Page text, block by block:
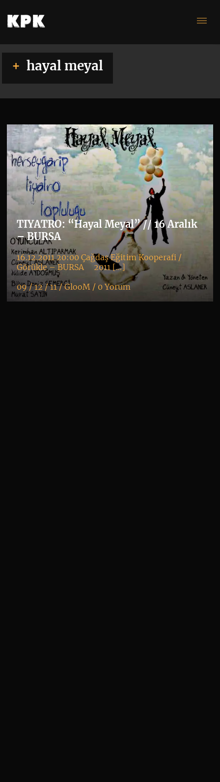
hayal meyal
TIYATRO: “Hayal Meyal” // 16 Aralık
– BURSA
16.12.2011 20:00 Çağdaş Eğitim Kooperafi /
Görükle – BURSA 2011 […]
09 / 12 / 11 /GlooM/ 0 Yorum
K+